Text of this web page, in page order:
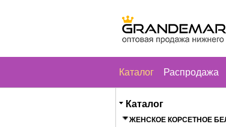
Каталог Распродажа
Каталог
ЖЕНСКОЕ КОРСЕТНОЕ